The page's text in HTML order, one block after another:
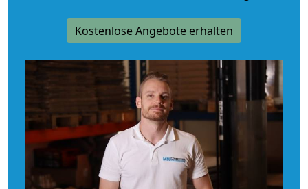
Kostenlose Angebote erhalten